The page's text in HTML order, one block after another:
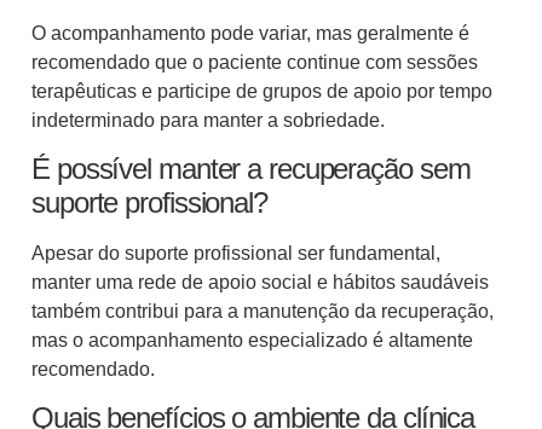
O acompanhamento pode variar, mas geralmente é
recomendado que o paciente continue com sessões
terapêuticas e participe de grupos de apoio por tempo
indeterminado para manter a sobriedade.
É possível manter a recuperação sem
suporte profissional?
Apesar do suporte profissional ser fundamental,
manter uma rede de apoio social e hábitos saudáveis
também contribui para a manutenção da recuperação,
mas o acompanhamento especializado é altamente
recomendado.
Quais benefícios o ambiente da clínica